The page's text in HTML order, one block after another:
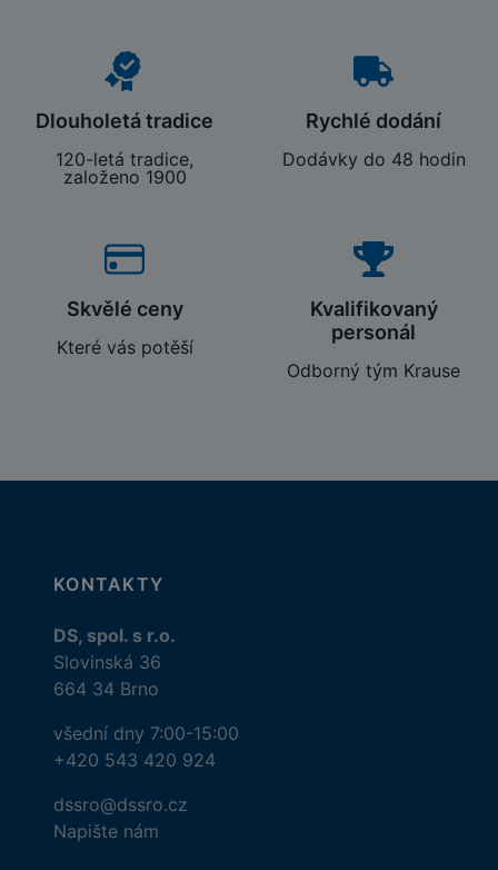
Dlouholetá tradice
120-letá tradice,
založeno 1900
Rychlé dodání
Dodávky do 48 hodin
Skvělé ceny
Které vás potěší
Kvalifikovaný
personál
Odborný tým Krause
KONTAKTY
DS, spol. s r.o.
Slovinská 36
664 34 Brno
všední dny 7:00-15:00
+420 543 420 924
dssro@dssro.cz
Napište nám